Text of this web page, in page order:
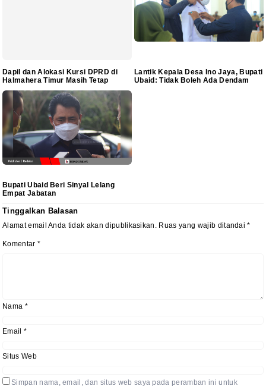
Dapil dan Alokasi Kursi DPRD di
Halmahera Timur Masih Tetap
Lantik Kepala Desa Ino Jaya, Bupati
Ubaid: Tidak Boleh Ada Dendam
Bupati Ubaid Beri Sinyal Lelang
Empat Jabatan
Tinggalkan Balasan
Alamat email Anda tidak akan dipublikasikan. Ruas yang wajib ditandai*
Komentar *
Nama *
Email *
Situs Web
Simpan nama, email, dan situs web saya pada peramban ini untuk